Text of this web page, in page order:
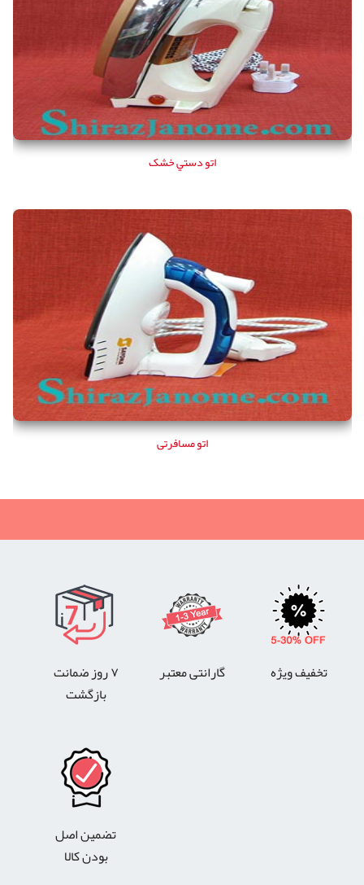
اتو دستي خشک
اتو دستي خشک
اتو مسافرتی
اتو مسافرتی
تخفیف ویژه گارانتی معتبر
۷ روز ضمانت
بازگشت
تضمین اصل
بودن کالا